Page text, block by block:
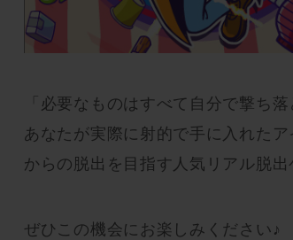
「必要なものはすべて自分で撃ち落
あなたが実際に射的で手に入れた
からの脱出を目指す人気リアル脱出
ぜひこの機会にお楽しみください♪